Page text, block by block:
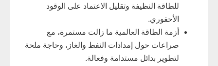
للطاقة النظيفة وتقليل الاعتماد على الوقود
الأحفوري.
أزمة الطاقة العالمية ما زالت مستمرة، مع
صراعات حول إمدادات النفط والغاز، وحاجة ملحة
لتطوير بدائل مستدامة وفعالة.